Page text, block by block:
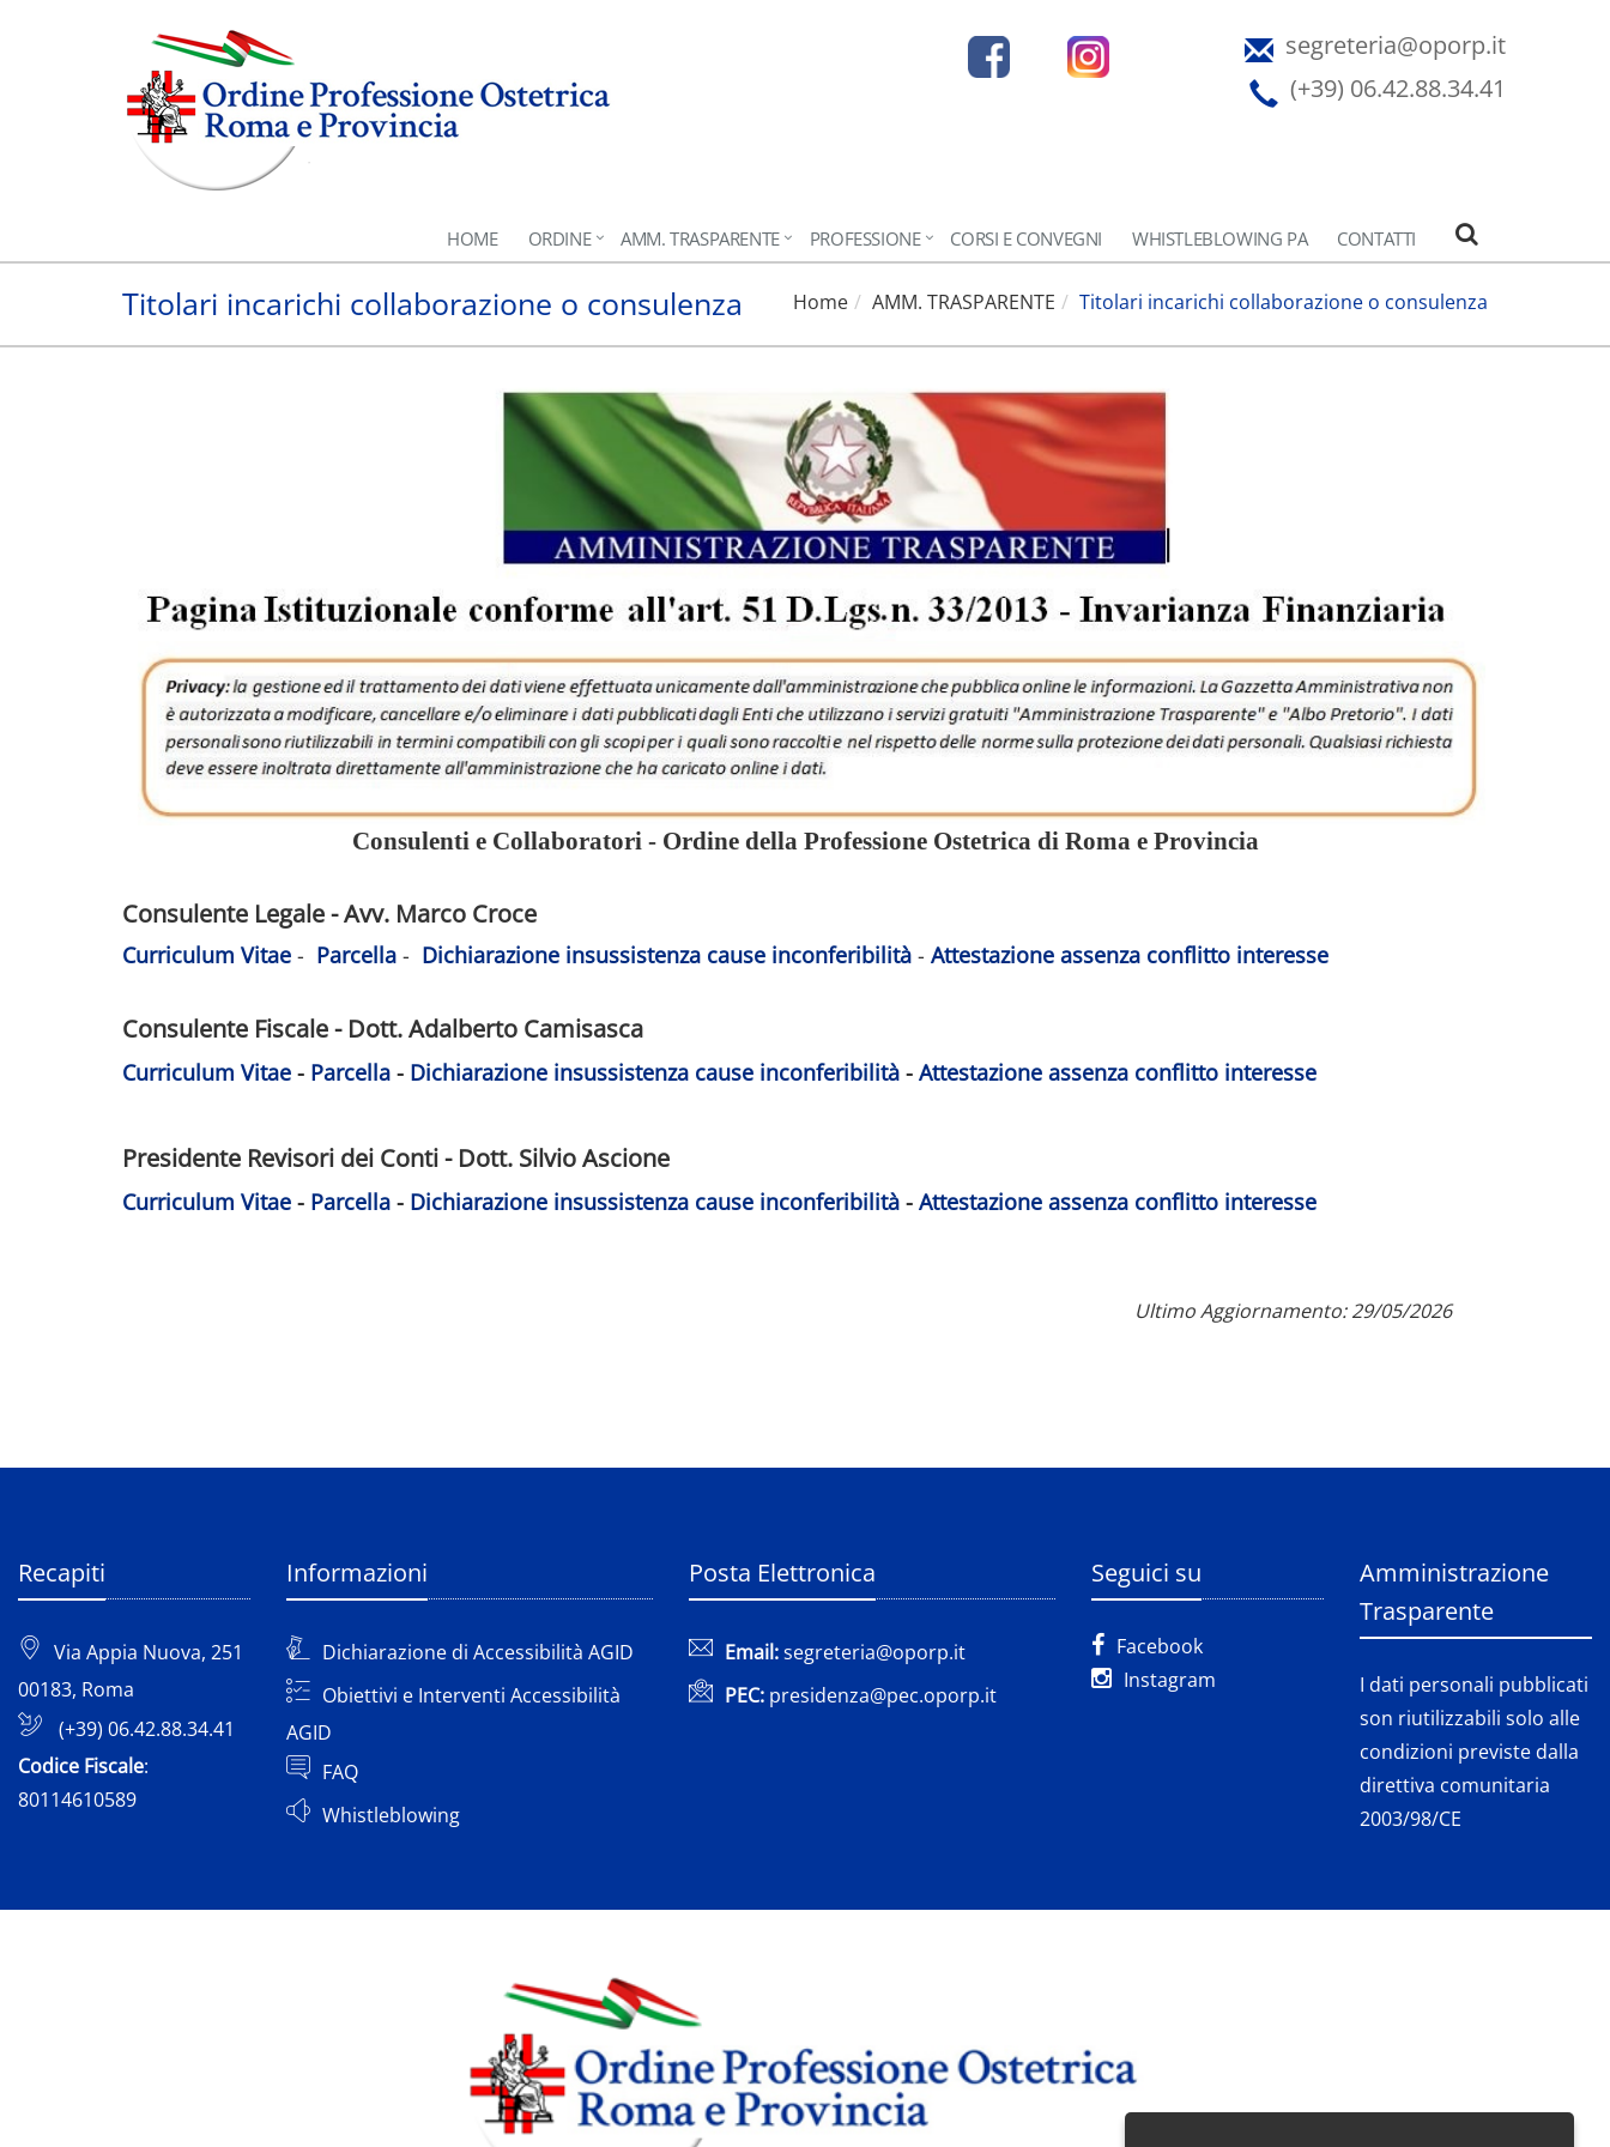
segreteria@oporp.it
(+39) 06.42.88.34.41
HOME ORDINE AMM. TRASPARENTE PROFESSIONE CORSI E CONVEGNI WHISTLEBLOWING PA CONTATTI
Titolari incarichi collaborazione o consulenza Home AMM. TRASPARENTE Titolari incarichi collaborazione o consulenza
Consulenti e Collaboratori - Ordine della Professione Ostetrica di Roma e Provincia
Consulente Legale - Avv. Marco Croce
Curriculum Vitae - Parcella - Dichiarazione insussistenza cause inconferibilità - Attestazione assenza conflitto interesse
Consulente Fiscale - Dott. Adalberto Camisasca
Curriculum Vitae - Parcella - Dichiarazione insussistenza cause inconferibilità - Attestazione assenza conflitto interesse
Presidente Revisori dei Conti - Dott. Silvio Ascione
Curriculum Vitae - Parcella - Dichiarazione insussistenza cause inconferibilità - Attestazione assenza conflitto interesse
Ultimo Aggiornamento: 29/05/2026
Recapiti
Via Appia Nuova, 251
00183, Roma
(+39) 06.42.88.34.41
Codice Fiscale:
80114610589
Informazioni
Dichiarazione di Accessibilità AGID
Obiettivi e Interventi Accessibilità
AGID
FAQ
Whistleblowing
Posta Elettronica
Email:segreteria@oporp.it
PEC: presidenza@pec.oporp.it
Seguici su
Facebook
Instagram
Amministrazione
Trasparente
I dati personali pubblicati
son riutilizzabili solo alle
condizioni previste dalla
direttiva comunitaria
2003/98/CE